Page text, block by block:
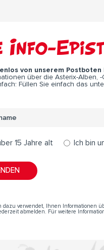
Info-
von unserem
über die Asterix-Alben,
Füllen Sie einfach das
15 Jahre alt Ich bin
dazu verwendet, Ihnen Informationen
abmelden. Für weitere